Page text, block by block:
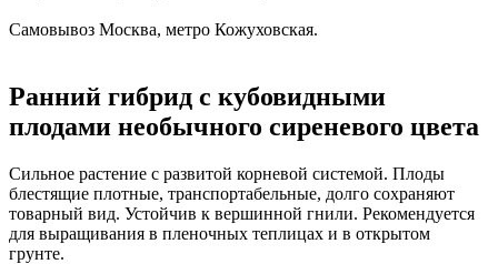
Самовывоз Москва, метро Кожуховская.
Ранний гибрид с кубовидными
плодами необычного сиреневого цвета
Сильное растение с развитой корневой системой. Плоды
блестящие плотные, транспортабельные, долго сохраняют
товарный вид. Устойчив к вершинной гнили. Рекомендуется
для выращивания в пленочных теплицах и в открытом
грунте.